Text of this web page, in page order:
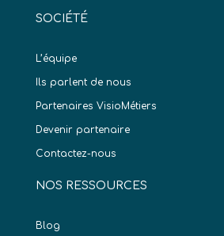
SOCIÉTÉ
L’équipe
Ils parlent de nous
Partenaires VisioMétiers
Devenir partenaire
Contactez-nous
NOS RESSOURCES
Blog